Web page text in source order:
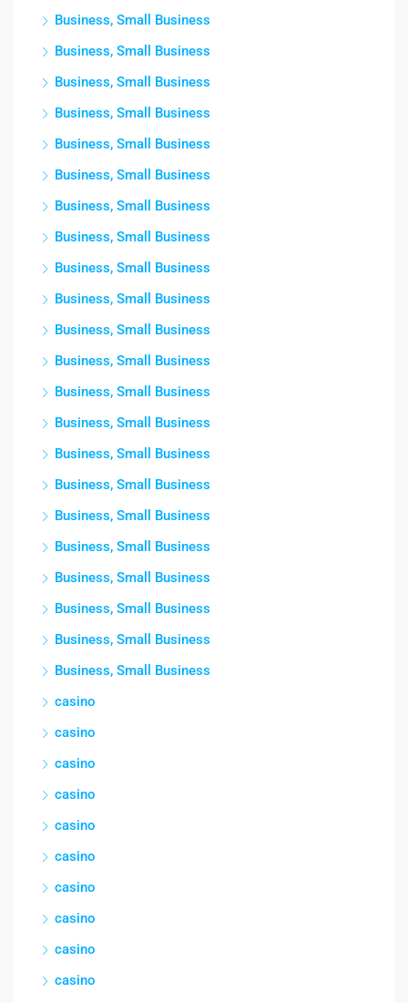
Business, Small Business
Business, Small Business
Business, Small Business
Business, Small Business
Business, Small Business
Business, Small Business
Business, Small Business
Business, Small Business
Business, Small Business
Business, Small Business
Business, Small Business
Business, Small Business
Business, Small Business
Business, Small Business
Business, Small Business
Business, Small Business
Business, Small Business
Business, Small Business
Business, Small Business
Business, Small Business
Business, Small Business
Business, Small Business
casino
casino
casino
casino
casino
casino
casino
casino
casino
casino